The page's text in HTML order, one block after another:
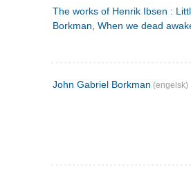
The works of Henrik Ibsen :
Borkman, When we dead
John Gabriel Borkman (engelsk)